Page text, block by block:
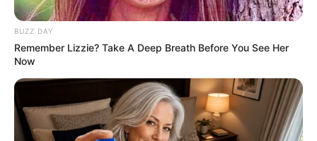
BUZZ DAY
Remember Lizzie? Take A Deep Breath Before You See Her
Now